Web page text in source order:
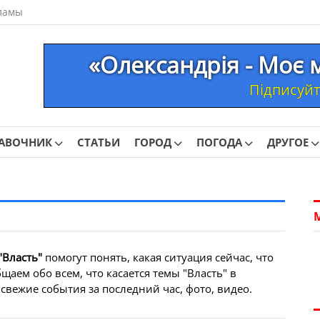
«Олександрія - Моє
СТАТЬИ ГОРОД ПОГОДА ДРУГОЕ
помогут понять, какая ситуация сейчас, что
обо всем, что касается темы "Власть" в
события за последний час, фото, видео.